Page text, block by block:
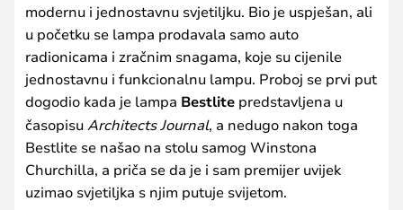
modernu i jednostavnu svjetiljku. Bio je uspješan, ali
u početku se lampa prodavala samo auto
radionicama i zračnim snagama, koje su cijenile
jednostavnu i funkcionalnu lampu. Proboj se prvi put
dogodio kada je lampa Bestlite predstavljena u
časopisu Architects Journal, a nedugo nakon toga
Bestlite se našao na stolu samog Winstona
Churchilla, a priča se da je i sam premijer uvijek
uzimao svjetiljka s njim putuje svijetom.